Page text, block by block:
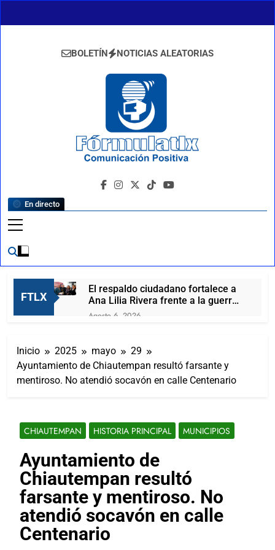
BOLETÍN NOTICIAS ALEATORIAS
En directo
FormulaTlx
Comunicación Positiva
FTLX
El respaldo ciudadano fortalece a
Ana Lilia Rivera frente a la guerra
sucia
Agosto 6, 2026
HOMERO MENESES: PRD
TLAXCALA
Agosto 6, 2026
“Mira este se ve que se la come
doblada”: así pide disculpas el
crimen organizado y la DEA ya la
tiene en la mira
Agosto 6, 2026
Nuevamente Coca-Cola anuncia el
aumento a sus productos en
México
Agosto 6, 2026
César Gastélum es asesinado
durante una transmisión en vido
en Sinaloa
Agosto 6, 2026
En Tailandia un futbolista muere
tras ser alcanzado por un rayo
Inicio 2025 mayo
29
Ayuntamiento de Chiautempan resultó farsante y
mentiroso. No atendió socavón en calle Centenario
CHIAUTEMPAN HISTORIA PRINCIPAL MUNICIPIOS
Ayuntamiento de
Chiautempan resultó
farsante y mentiroso. No
atendió socavón en calle
Centenario